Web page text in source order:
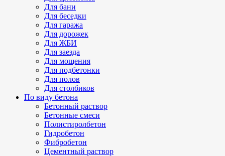
Для бани
Для беседки
Для гаража
Для дорожек
Для ЖБИ
Для заезда
Для мощения
Для подбетонки
Для полов
Для столбиков
По виду бетона
Бетонный раствор
Бетонные смеси
Полистиролбетон
Гидробетон
Фибробетон
Цементный раствор